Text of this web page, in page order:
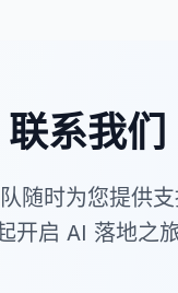
联系我们
随时为您提供
开启 AI 落地之